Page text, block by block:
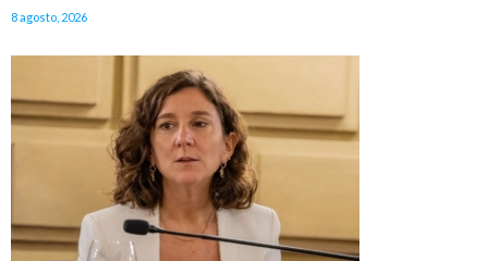
8 agosto, 2026